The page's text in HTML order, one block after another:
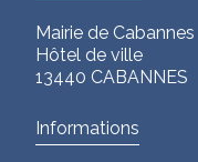
Mairie de Cabannes
Hôtel de ville
13440 CABANNES
Informations